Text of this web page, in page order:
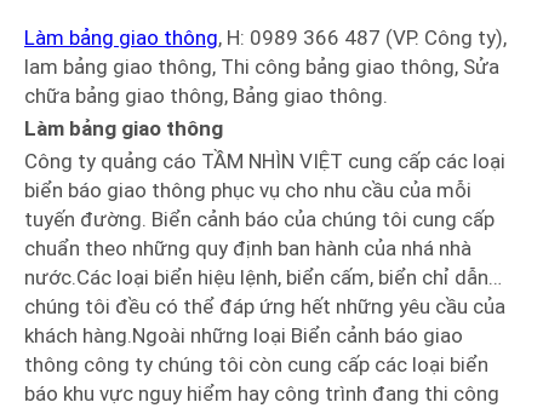
Làm bảng giao thông, H: 0989 366 487 (VP. Công ty),
lam bảng giao thông, Thi công bảng giao thông, Sửa
chữa bảng giao thông, Bảng giao thông.
Làm bảng giao thông
Công ty quảng cáo TẦM NHÌN VIỆT cung cấp các loại
biển báo giao thông phục vụ cho nhu cầu của mỗi
tuyến đường. Biển cảnh báo của chúng tôi cung cấp
chuẩn theo những quy định ban hành của nhá nhà
nước.Các loại biển hiệu lệnh, biển cấm, biển chỉ dẫn…
chúng tôi đều có thể đáp ứng hết những yêu cầu của
khách hàng.Ngoài những loại Biển cảnh báo giao
thông công ty chúng tôi còn cung cấp các loại biển
báo khu vực nguy hiểm hay công trình đang thi công